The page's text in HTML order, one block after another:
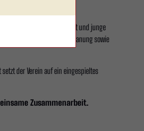
klare Vorstellungen verfolgt und junge
und die Kaderplanung sowie
der Verein auf ein eingespieltes
Zusammenarbeit.